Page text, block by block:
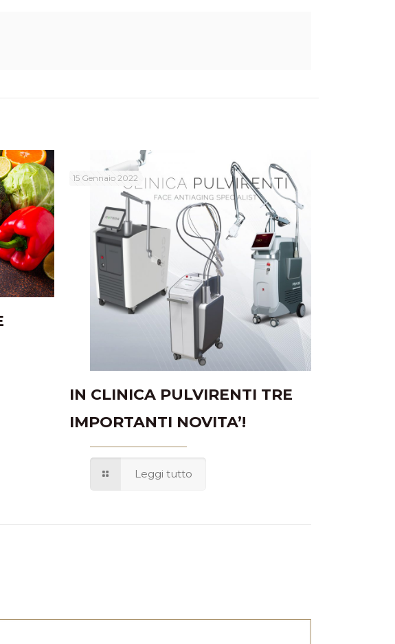
15 Gennaio 2022
IN CLINICA PULVIRENTI TRE
IMPORTANTI NOVITA’!
Leggi tutto